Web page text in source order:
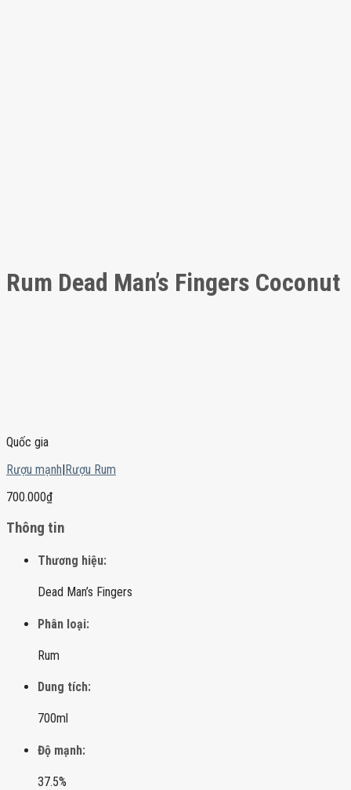
Rum Dead Man’s Fingers Coconut
Quốc gia
Rượu mạnh|Rượu Rum
700.000₫
Thông tin
Thương hiệu:
Dead Man’s Fingers
Phân loại:
Rum
Dung tích:
700ml
Độ mạnh:
37.5%